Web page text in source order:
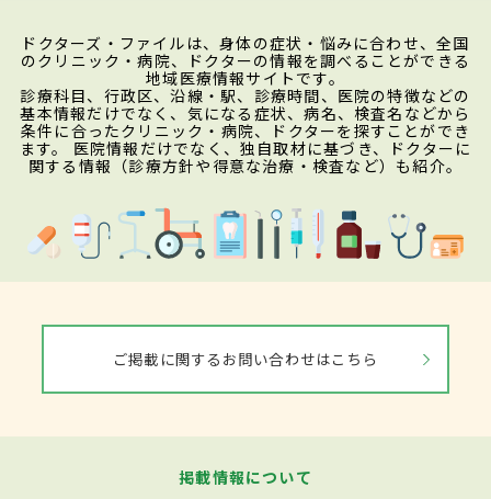
ドクターズ・ファイルは、身体の症状・悩みに合わせ、全国
のクリニック・病院、ドクターの情報を調べることができる
地域医療情報サイトです。
診療科目、行政区、沿線・駅、診療時間、医院の特徴などの
基本情報だけでなく、気になる症状、病名、検査名などから
条件に合ったクリニック・病院、ドクターを探すことができ
ます。 医院情報だけでなく、独自取材に基づき、ドクターに
関する情報（診療方針や得意な治療・検査など）も紹介。
ご掲載に関するお問い合わせはこちら
掲載情報について